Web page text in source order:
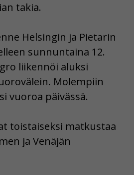
takia.
Helsingin ja Pietarin
sunnuntaina 12.
liikennöi aluksi
Molempiin
vuoroa päivässä.
toistaiseksi matkustaa
ja Venäjän